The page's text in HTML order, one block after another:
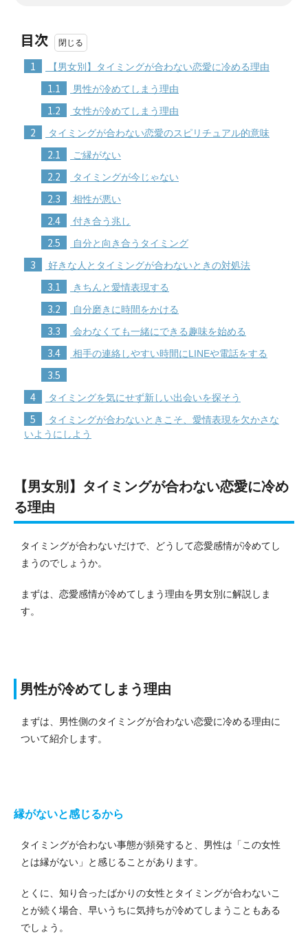
目次
1 【男女別】タイミングが合わない恋愛に冷める理由
1.1 男性が冷めてしまう理由
1.2 女性が冷めてしまう理由
2 タイミングが合わない恋愛のスピリチュアル的意味
2.1 ご縁がない
2.2 タイミングが今じゃない
2.3 相性が悪い
2.4 付き合う兆し
2.5 自分と向き合うタイミング
3 好きな人とタイミングが合わないときの対処法
3.1 きちんと愛情表現する
3.2 自分磨きに時間をかける
3.3 会わなくても一緒にできる趣味を始める
3.4 相手の連絡しやすい時間にLINEや電話をする
3.5
4
タイミングを気にせず新しい出会いを探そう
5
タイミングが合わないときこそ、愛情表現を欠かさな
いようにしよう
【男女別】タイミングが合わない恋愛に冷め
る理由
タイミングが合わないだけで、どうして恋愛感情が冷めてし
まうのでしょうか。
まずは、恋愛感情が冷めてしまう理由を男女別に解説しま
す。
男性が冷めてしまう理由
まずは、男性側のタイミングが合わない恋愛に冷める理由に
ついて紹介します。
縁がないと感じるから
タイミングが合わない事態が頻発すると、男性は「この女性
とは縁がない」と感じることがあります。
とくに、知り合ったばかりの女性とタイミングが合わないこ
とが続く場合、早いうちに気持ちが冷めてしまうこともある
でしょう。